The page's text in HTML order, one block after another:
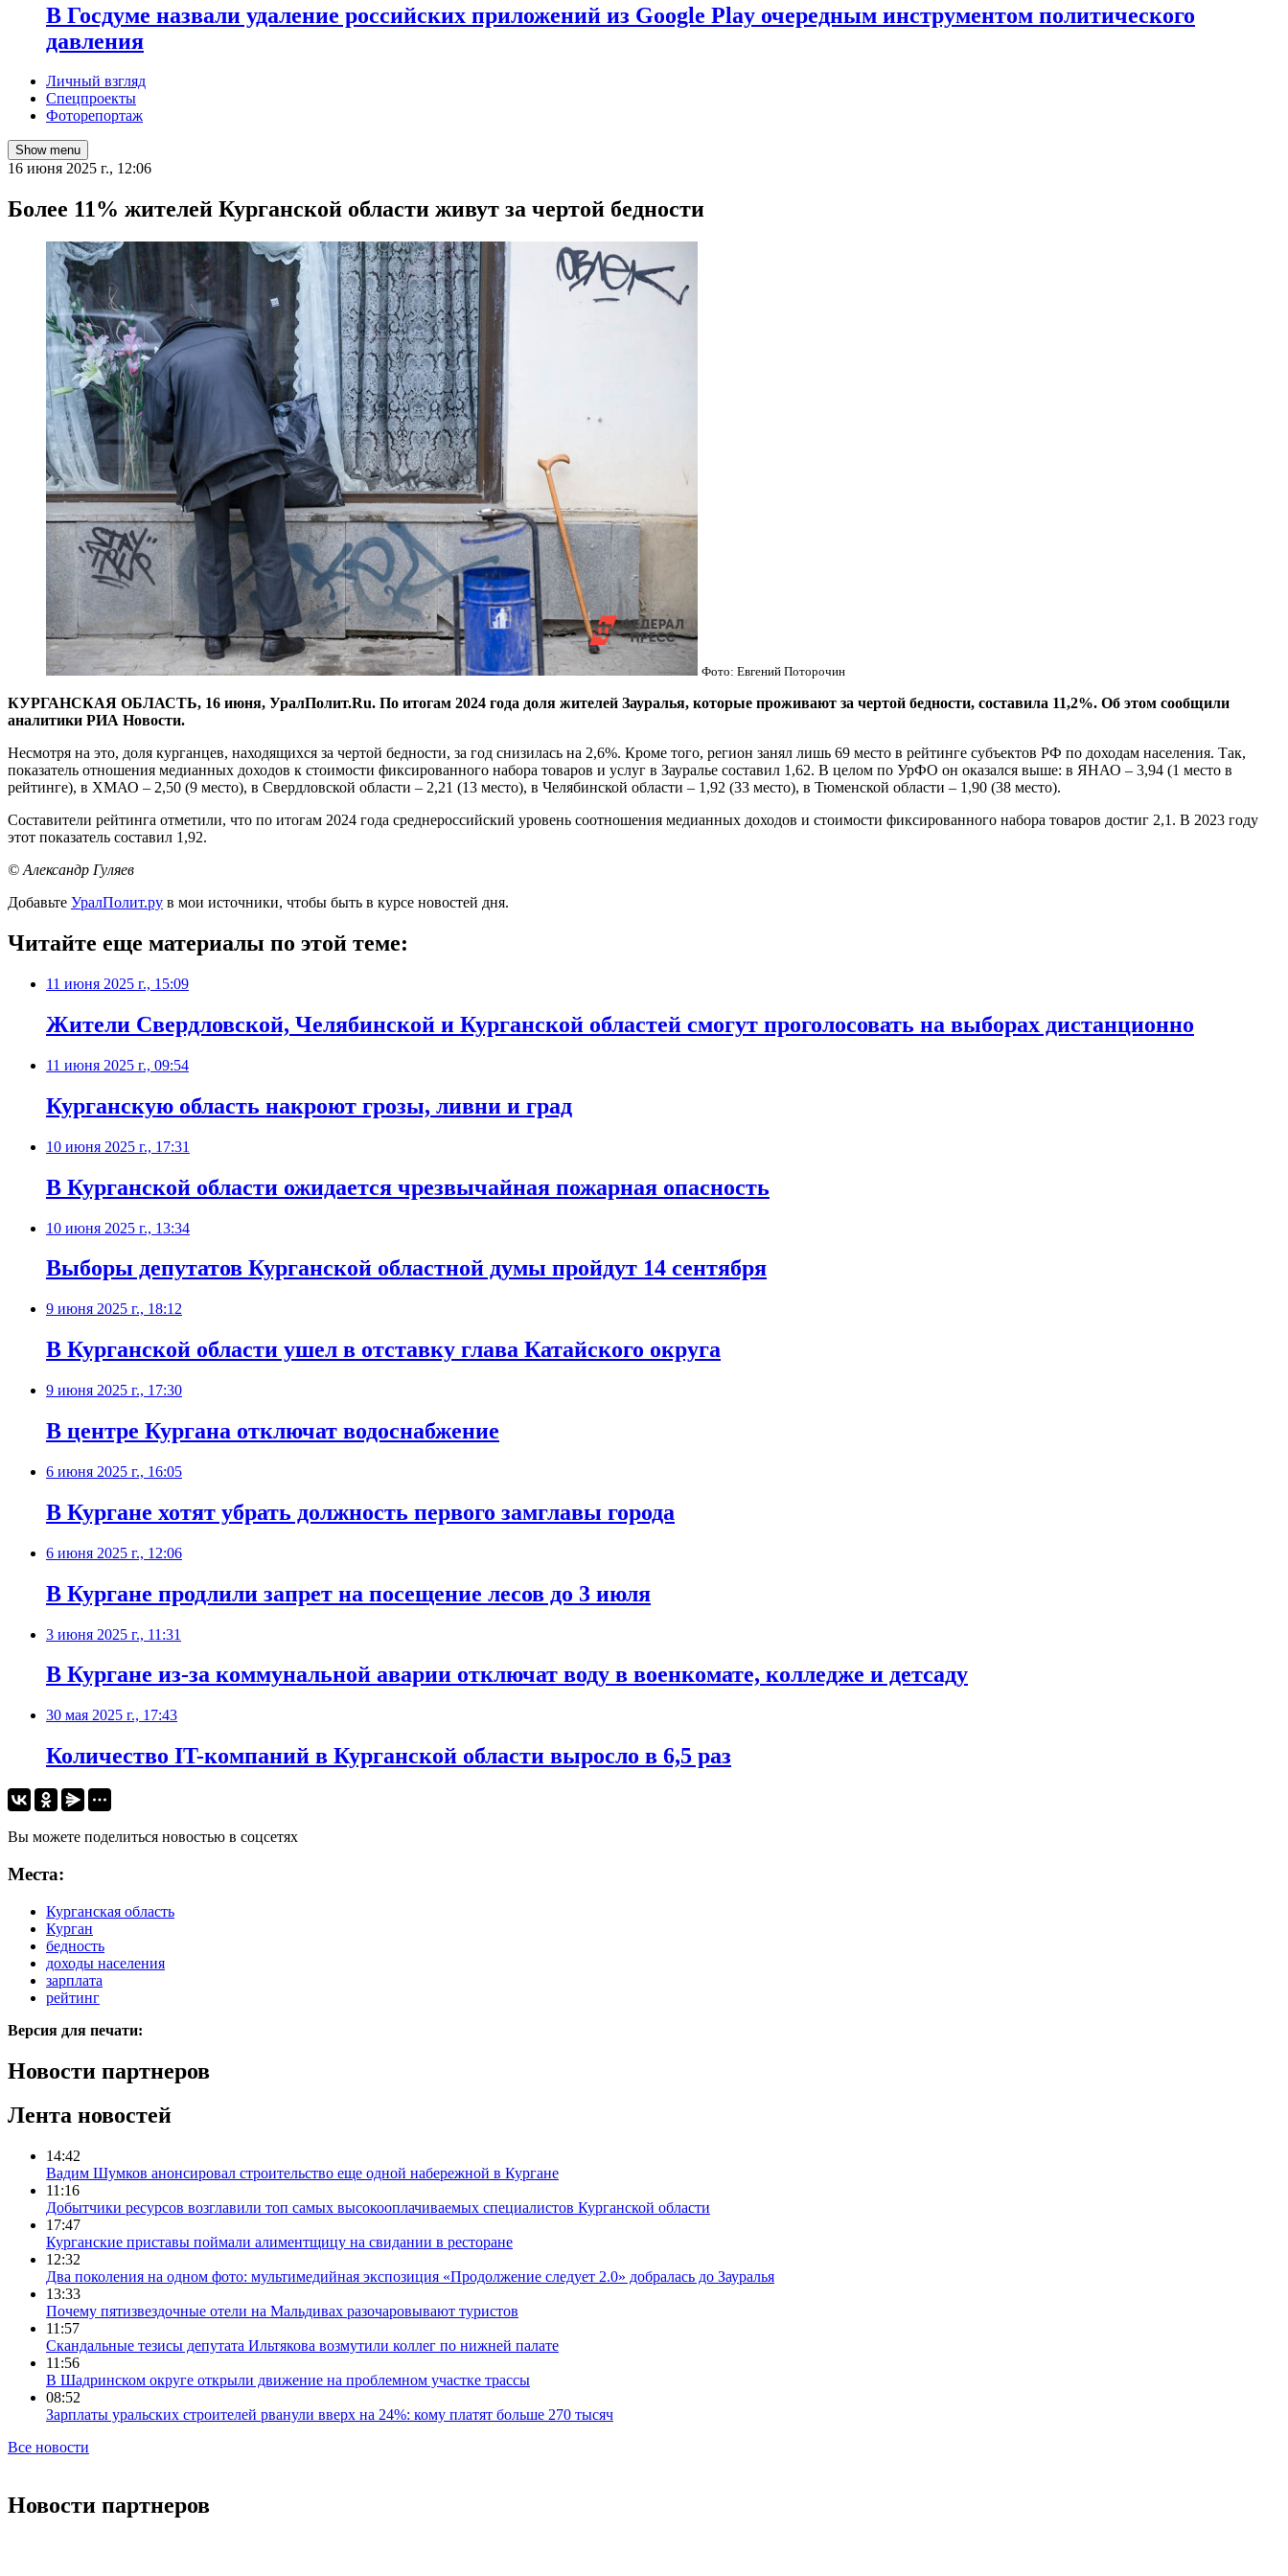
В Госдуме назвали удаление российских приложений из Google Play очередным инструментом политического
давления
Личный взгляд
Спецпроекты
Фоторепортаж
Show menu
16 июня 2025 г., 12:06
Более 11% жителей Курганской области живут за чертой бедности
Фото: Евгений Поторочин
КУРГАНСКАЯ ОБЛАСТЬ, 16 июня, УралПолит.Ru. По итогам 2024 года доля жителей Зауралья, которые проживают за чертой бедности, составила 11,2%. Об этом сообщили
аналитики РИА Новости.
Несмотря на это, доля курганцев, находящихся за чертой бедности, за год снизилась на 2,6%. Кроме того, регион занял лишь 69 место в рейтинге субъектов РФ по доходам населения. Так,
показатель отношения медианных доходов к стоимости фиксированного набора товаров и услуг в Зауралье составил 1,62. В целом по УрФО он оказался выше: в ЯНАО – 3,94 (1 место в
рейтинге), в ХМАО – 2,50 (9 место), в Свердловской области – 2,21 (13 место), в Челябинской области – 1,92 (33 место), в Тюменской области – 1,90 (38 место).
Составители рейтинга отметили, что по итогам 2024 года среднероссийский уровень соотношения медианных доходов и стоимости фиксированного набора товаров достиг 2,1. В 2023 году
этот показатель составил 1,92.
© Александр Гуляев
Добавьте УралПолит.ру в мои источники, чтобы быть в курсе новостей дня.
Читайте еще материалы по этой теме:
11 июня 2025 г., 15:09
Жители Свердловской, Челябинской и Курганской областей смогут проголосовать на выборах дистанционно
11 июня 2025 г., 09:54
Курганскую область накроют грозы, ливни и град
10 июня 2025 г., 17:31
В Курганской области ожидается чрезвычайная пожарная опасность
10 июня 2025 г., 13:34
Выборы депутатов Курганской областной думы пройдут 14 сентября
9 июня 2025 г., 18:12
В Курганской области ушел в отставку глава Катайского округа
9 июня 2025 г., 17:30
В центре Кургана отключат водоснабжение
6 июня 2025 г., 16:05
В Кургане хотят убрать должность первого замглавы города
6 июня 2025 г., 12:06
В Кургане продлили запрет на посещение лесов до 3 июля
3 июня 2025 г., 11:31
В Кургане из-за коммунальной аварии отключат воду в военкомате, колледже и детсаду
30 мая 2025 г., 17:43
Количество IT-компаний в Курганской области выросло в 6,5 раз
Вы можете поделиться новостью в соцсетях
Места:
Курганская область
Курган
бедность
доходы населения
зарплата
рейтинг
Версия для печати:
Новости партнеров
Лента новостей
14:42
Вадим Шумков анонсировал строительство еще одной набережной в Кургане
11:16
Добытчики ресурсов возглавили топ самых высокооплачиваемых специалистов Курганской области
17:47
Курганские приставы поймали алиментщицу на свидании в ресторане
12:32
Два поколения на одном фото: мультимедийная экспозиция «Продолжение следует 2.0» добралась до Зауралья
13:33
Почему пятизвездочные отели на Мальдивах разочаровывают туристов
11:57
Скандальные тезисы депутата Ильтякова возмутили коллег по нижней палате
11:56
В Шадринском округе открыли движение на проблемном участке трассы
08:52
Зарплаты уральских строителей рванули вверх на 24%: кому платят больше 270 тысяч
Все новости
Новости партнеров